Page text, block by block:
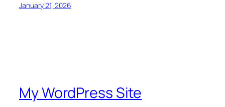
January 21, 2026
My WordPress Site